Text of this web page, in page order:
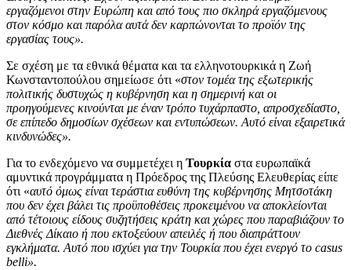
εργαζόμενοι στην Ευρώπη και από τους πιο σκληρά εργαζόμενους
στον κόσμο και παρόλα αυτά δεν καρπώνονται το προϊόν της
εργασίας τους».
Σε σχέση με τα εθνικά θέματα και τα ελληνοτουρκικά η Ζωή
Κωνσταντοπούλου σημείωσε ότι «στον τομέα της εξωτερικής
πολιτικής δυστυχώς η κυβέρνηση και η σημερινή και οι
προηγούμενες κινούνται με έναν τρόπο τυχάρπαστο, απροσχεδίαστο,
σε επίπεδο δημοσίων σχέσεων και εντυπώσεων. Αυτό είναι εξαιρετικά
κινδυνώδες».
Για το ενδεχόμενο να συμμετέχει η Τουρκία στα ευρωπαϊκά
αμυντικά προγράμματα η Πρόεδρος της Πλεύσης Ελευθερίας είπε
ότι «αυτό όμως είναι τεράστια ευθύνη της κυβέρνησης Μητσοτάκη
που δεν έχει βάλει τις προϋποθέσεις προκειμένου να αποκλείονται
από τέτοιους είδους συζητήσεις κράτη και χώρες που παραβιάζουν το
Διεθνές Δίκαιο ή που εκτοξεύουν απειλές ή που διαπράττουν
εγκλήματα. Αυτό που ισχύει για την Τουρκία που έχει ενεργό το casus
belli».